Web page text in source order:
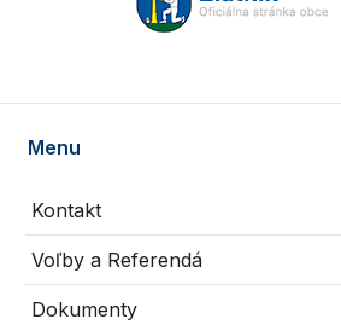
Menu
Kontakt
Voľby a Referendá
Dokumenty